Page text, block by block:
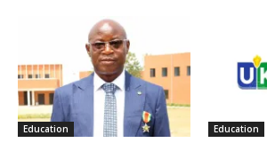
Education Education